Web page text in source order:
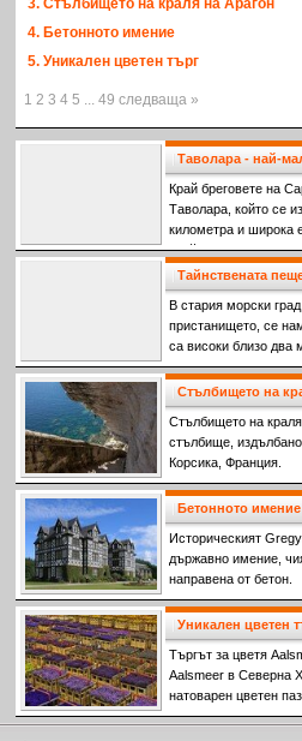
3. Стълбището на краля на Арагон
4. Бетонното имение
5. Уникален цветен търг
1 2 3 4 5 ... 49 следваща »
Таволара - най-
Край бреговете на
Tаволара, който се
километра и широка
крайбрежие,
дълъг, пясъчен
наследниците на
Тайнствената
В стария морски
пристанището, се
са високи близо два
повърхността, която
градини. Кой ги е
е изкуството, с
Стълбището на
Стълбището на
стълбище,
Корсика, Франция.
Бетонното имение
Историческият
държавно имение,
направена от бетон.
Уникален цветен
Търгът за цветя
Aalsmeer в Северна
натоварен цветен